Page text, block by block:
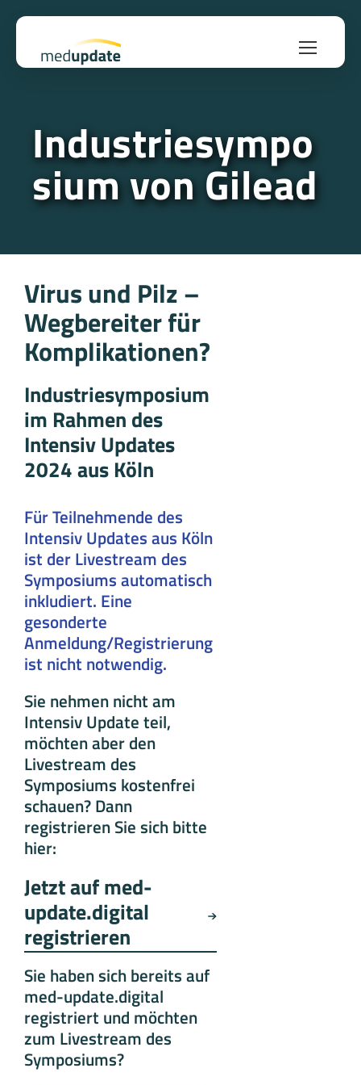
Industriesympo
sium von Gilead
Virus und Pilz –
Wegbereiter für
Komplikationen?
Industriesymposium
im Rahmen des
Intensiv Updates
2024 aus Köln
Für Teilnehmende des
Intensiv Updates aus Köln
ist der Livestream des
Symposiums automatisch
inkludiert. Eine
gesonderte
Anmeldung/Registrierung
ist nicht notwendig.
Sie nehmen nicht am
Intensiv Update teil,
möchten aber den
Livestream des
Symposiums kostenfrei
schauen? Dann
registrieren Sie sich bitte
hier:
Jetzt auf med-
update.digital
registrieren
Sie haben sich bereits auf
med-update.digital
registriert und möchten
zum Livestream des
Symposiums?